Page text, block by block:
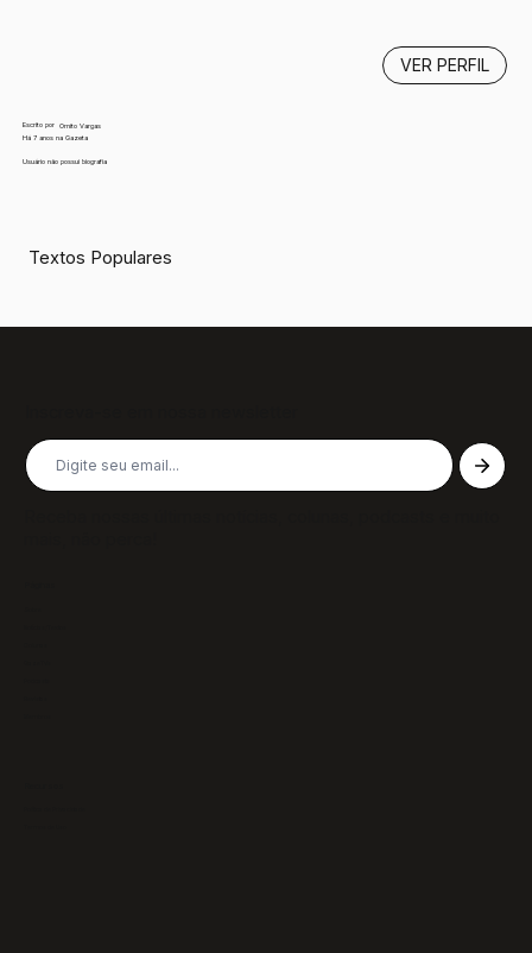
Escrito por
Ornito Vargas
Há 7 anos na Gazeta
Usuário não possui biografia
VER PERFIL
Textos Populares